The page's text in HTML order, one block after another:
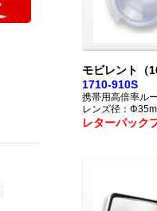
モビレント（
1710-910S
携帯用高倍率ル
レンズ径：
レターパック